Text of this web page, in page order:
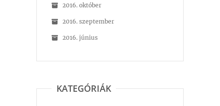
2016. október
2016. szeptember
2016. június
KATEGÓRIÁK